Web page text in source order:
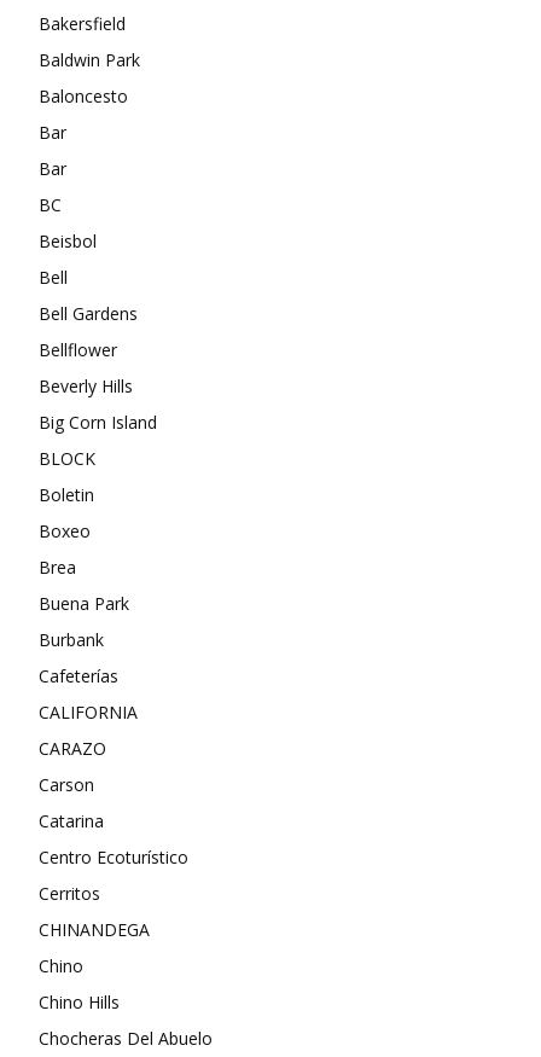
Bakersfield
Baldwin Park
Baloncesto
Bar
Bar
BC
Beisbol
Bell
Bell Gardens
Bellflower
Beverly Hills
Big Corn Island
BLOCK
Boletin
Boxeo
Brea
Buena Park
Burbank
Cafeterías
CALIFORNIA
CARAZO
Carson
Catarina
Centro Ecoturístico
Cerritos
CHINANDEGA
Chino
Chino Hills
Chocheras Del Abuelo